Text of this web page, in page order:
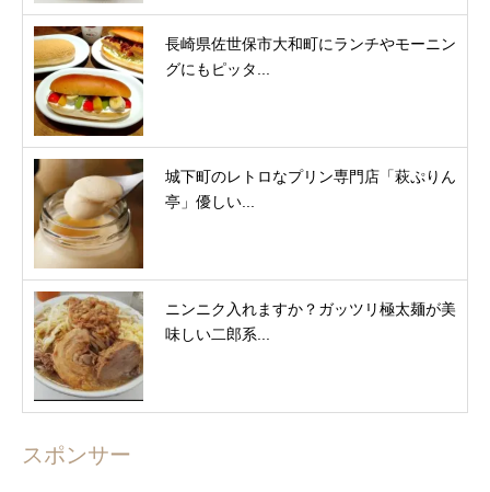
長崎県佐世保市大和町にランチやモーニン
グにもピッタ...
城下町のレトロなプリン専門店「萩ぷりん
亭」優しい...
ニンニク入れますか？ガッツリ極太麺が美
味しい二郎系...
スポンサー